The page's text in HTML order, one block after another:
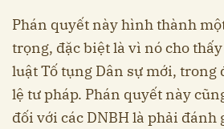
Phán quyết này hình thành
trọng, đặc biệt là vì nó cho
luật Tố tụng Dân sự mới, trong
lệ tư pháp. Phán quyết này
đối với các DNBH là phải đánh